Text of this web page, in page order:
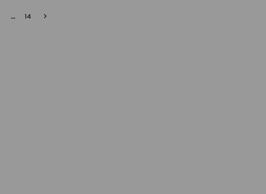
... 14